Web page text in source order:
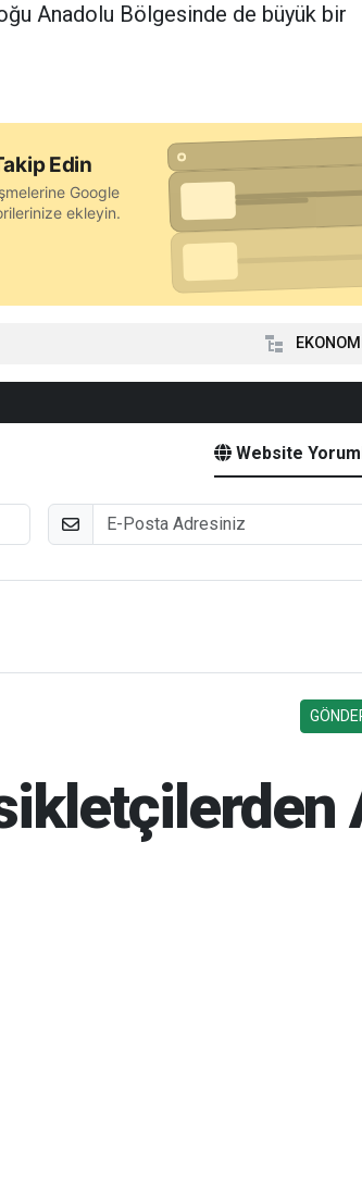
Anadolu Bölgesinde de büyük bir
Edin
Google
ekleyin.
Website
E-Posta